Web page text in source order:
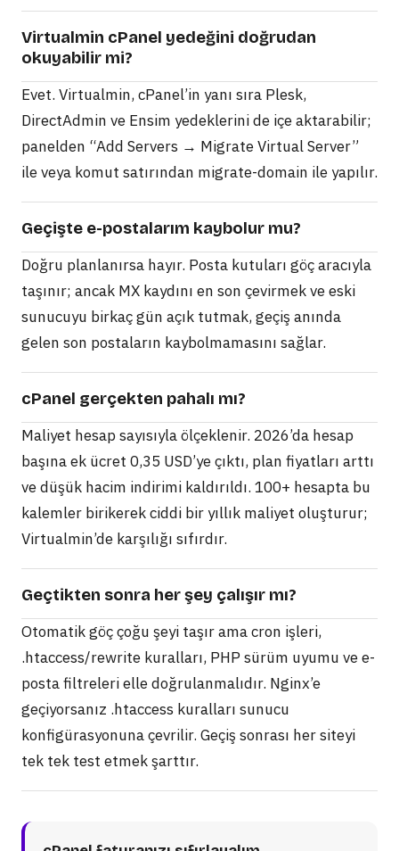
Virtualmin cPanel yedeğini doğrudan
okuyabilir mi?
Evet. Virtualmin, cPanel’in yanı sıra Plesk,
DirectAdmin ve Ensim yedeklerini de içe aktarabilir;
panelden “Add Servers → Migrate Virtual Server”
ile veya komut satırından migrate-domain ile yapılır.
Geçişte e-postalarım kaybolur mu?
Doğru planlanırsa hayır. Posta kutuları göç aracıyla
taşınır; ancak MX kaydını en son çevirmek ve eski
sunucuyu birkaç gün açık tutmak, geçiş anında
gelen son postaların kaybolmamasını sağlar.
cPanel gerçekten pahalı mı?
Maliyet hesap sayısıyla ölçeklenir. 2026’da hesap
başına ek ücret 0,35 USD’ye çıktı, plan fiyatları arttı
ve düşük hacim indirimi kaldırıldı. 100+ hesapta bu
kalemler birikerek ciddi bir yıllık maliyet oluşturur;
Virtualmin’de karşılığı sıfırdır.
Geçtikten sonra her şey çalışır mı?
Otomatik göç çoğu şeyi taşır ama cron işleri,
.htaccess/rewrite kuralları, PHP sürüm uyumu ve e-
posta filtreleri elle doğrulanmalıdır. Nginx’e
geçiyorsanız .htaccess kuralları sunucu
konfigürasyonuna çevrilir. Geçiş sonrası her siteyi
tek tek test etmek şarttır.